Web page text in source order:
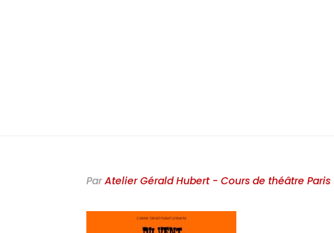
ParAtelier Gérald Hubert - Cours de théâtre Paris